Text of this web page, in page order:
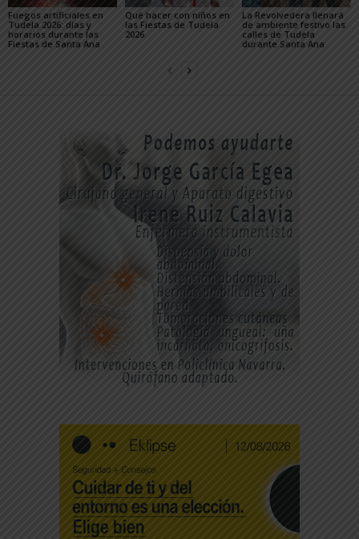
Fuegos artificiales en
Tudela 2026: días y
horarios durante las
Fiestas de Santa Ana
Qué hacer con niños en
las Fiestas de Tudela
2026
La Revolvedera llenará
de ambiente festivo las
calles de Tudela
durante Santa Ana